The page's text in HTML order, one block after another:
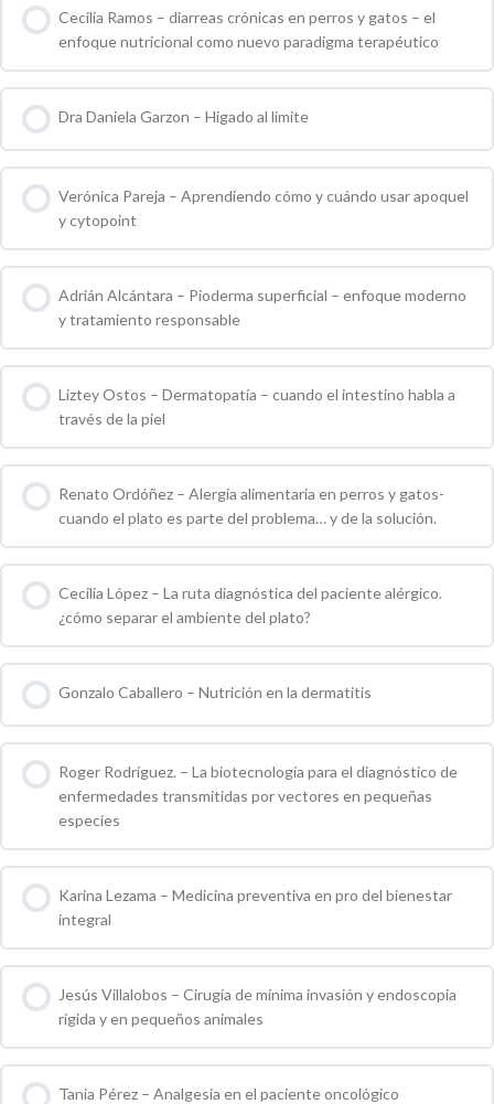
Cecilia Ramos – diarreas crónicas en perros y gatos – el
enfoque nutricional como nuevo paradigma terapéutico
0 % COMPLETO 0 / 0 pasos
Dra Daniela Garzon – Higado al limite
0 % COMPLETO 0 / 0 pasos
Verónica Pareja – Aprendiendo cómo y cuándo usar apoquel
y cytopoint
0 % COMPLETO 0 / 0 pasos
Adrián Alcántara – Pioderma superficial – enfoque moderno
y tratamiento responsable
0 % COMPLETO 0 / 0 pasos
Liztey Ostos – Dermatopatía – cuando el intestino habla a
través de la piel
0 % COMPLETO 0 / 0 pasos
Renato Ordóñez – Alergia alimentaria en perros y gatos-
cuando el plato es parte del problema… y de la solución.
0 % COMPLETO 0 / 0 pasos
Cecilia López – La ruta diagnóstica del paciente alérgico.
¿cómo separar el ambiente del plato?
0 % COMPLETO 0 / 0 pasos
Gonzalo Caballero – Nutrición en la dermatitis
0 % COMPLETO 0 / 0 pasos
Roger Rodríguez. – La biotecnología para el diagnóstico de
enfermedades transmitidas por vectores en pequeñas
especies
0 % COMPLETO 0 / 0 pasos
Karina Lezama – Medicina preventiva en pro del bienestar
integral
0 % COMPLETO 0 / 0 pasos
Jesús Villalobos – Cirugía de mínima invasión y endoscopia
rígida y en pequeños animales
0 % COMPLETO 0 / 0 pasos
Tania Pérez – Analgesia en el paciente oncológico